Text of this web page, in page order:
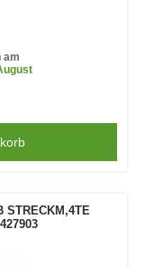
am
STRECKM,4TE